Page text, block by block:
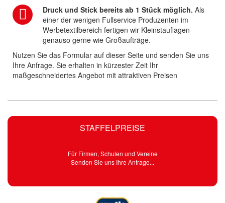
STAFFELPREISE
Für Firmen, Schulen und Vereine
Senden Sie uns Ihre Anfrage...
Druck und Stick bereits ab 1 Stück möglich. Als
einer der wenigen Fullservice Produzenten im
Werbetextilbereich fertigen wir Kleinstauflagen
genauso gerne wie Großaufträge.
Nutzen Sie das Formular auf dieser Seite und senden Sie uns
Ihre Anfrage. Sie erhalten in kürzester Zeit Ihr
maßgeschneidertes Angebot mit attraktiven Preisen